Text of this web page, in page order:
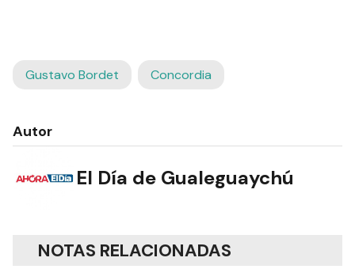
Gustavo Bordet Concordia
Autor
El Día de Gualeguaychú
NOTAS RELACIONADAS